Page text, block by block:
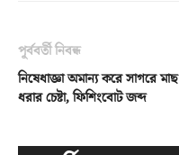
পূর্ববর্তী নিবন্ধ
নিষেধাজ্ঞা অমান্য করে সাগরে মাছ
ধরার চেষ্টা, ফিশিংবোট জব্দ